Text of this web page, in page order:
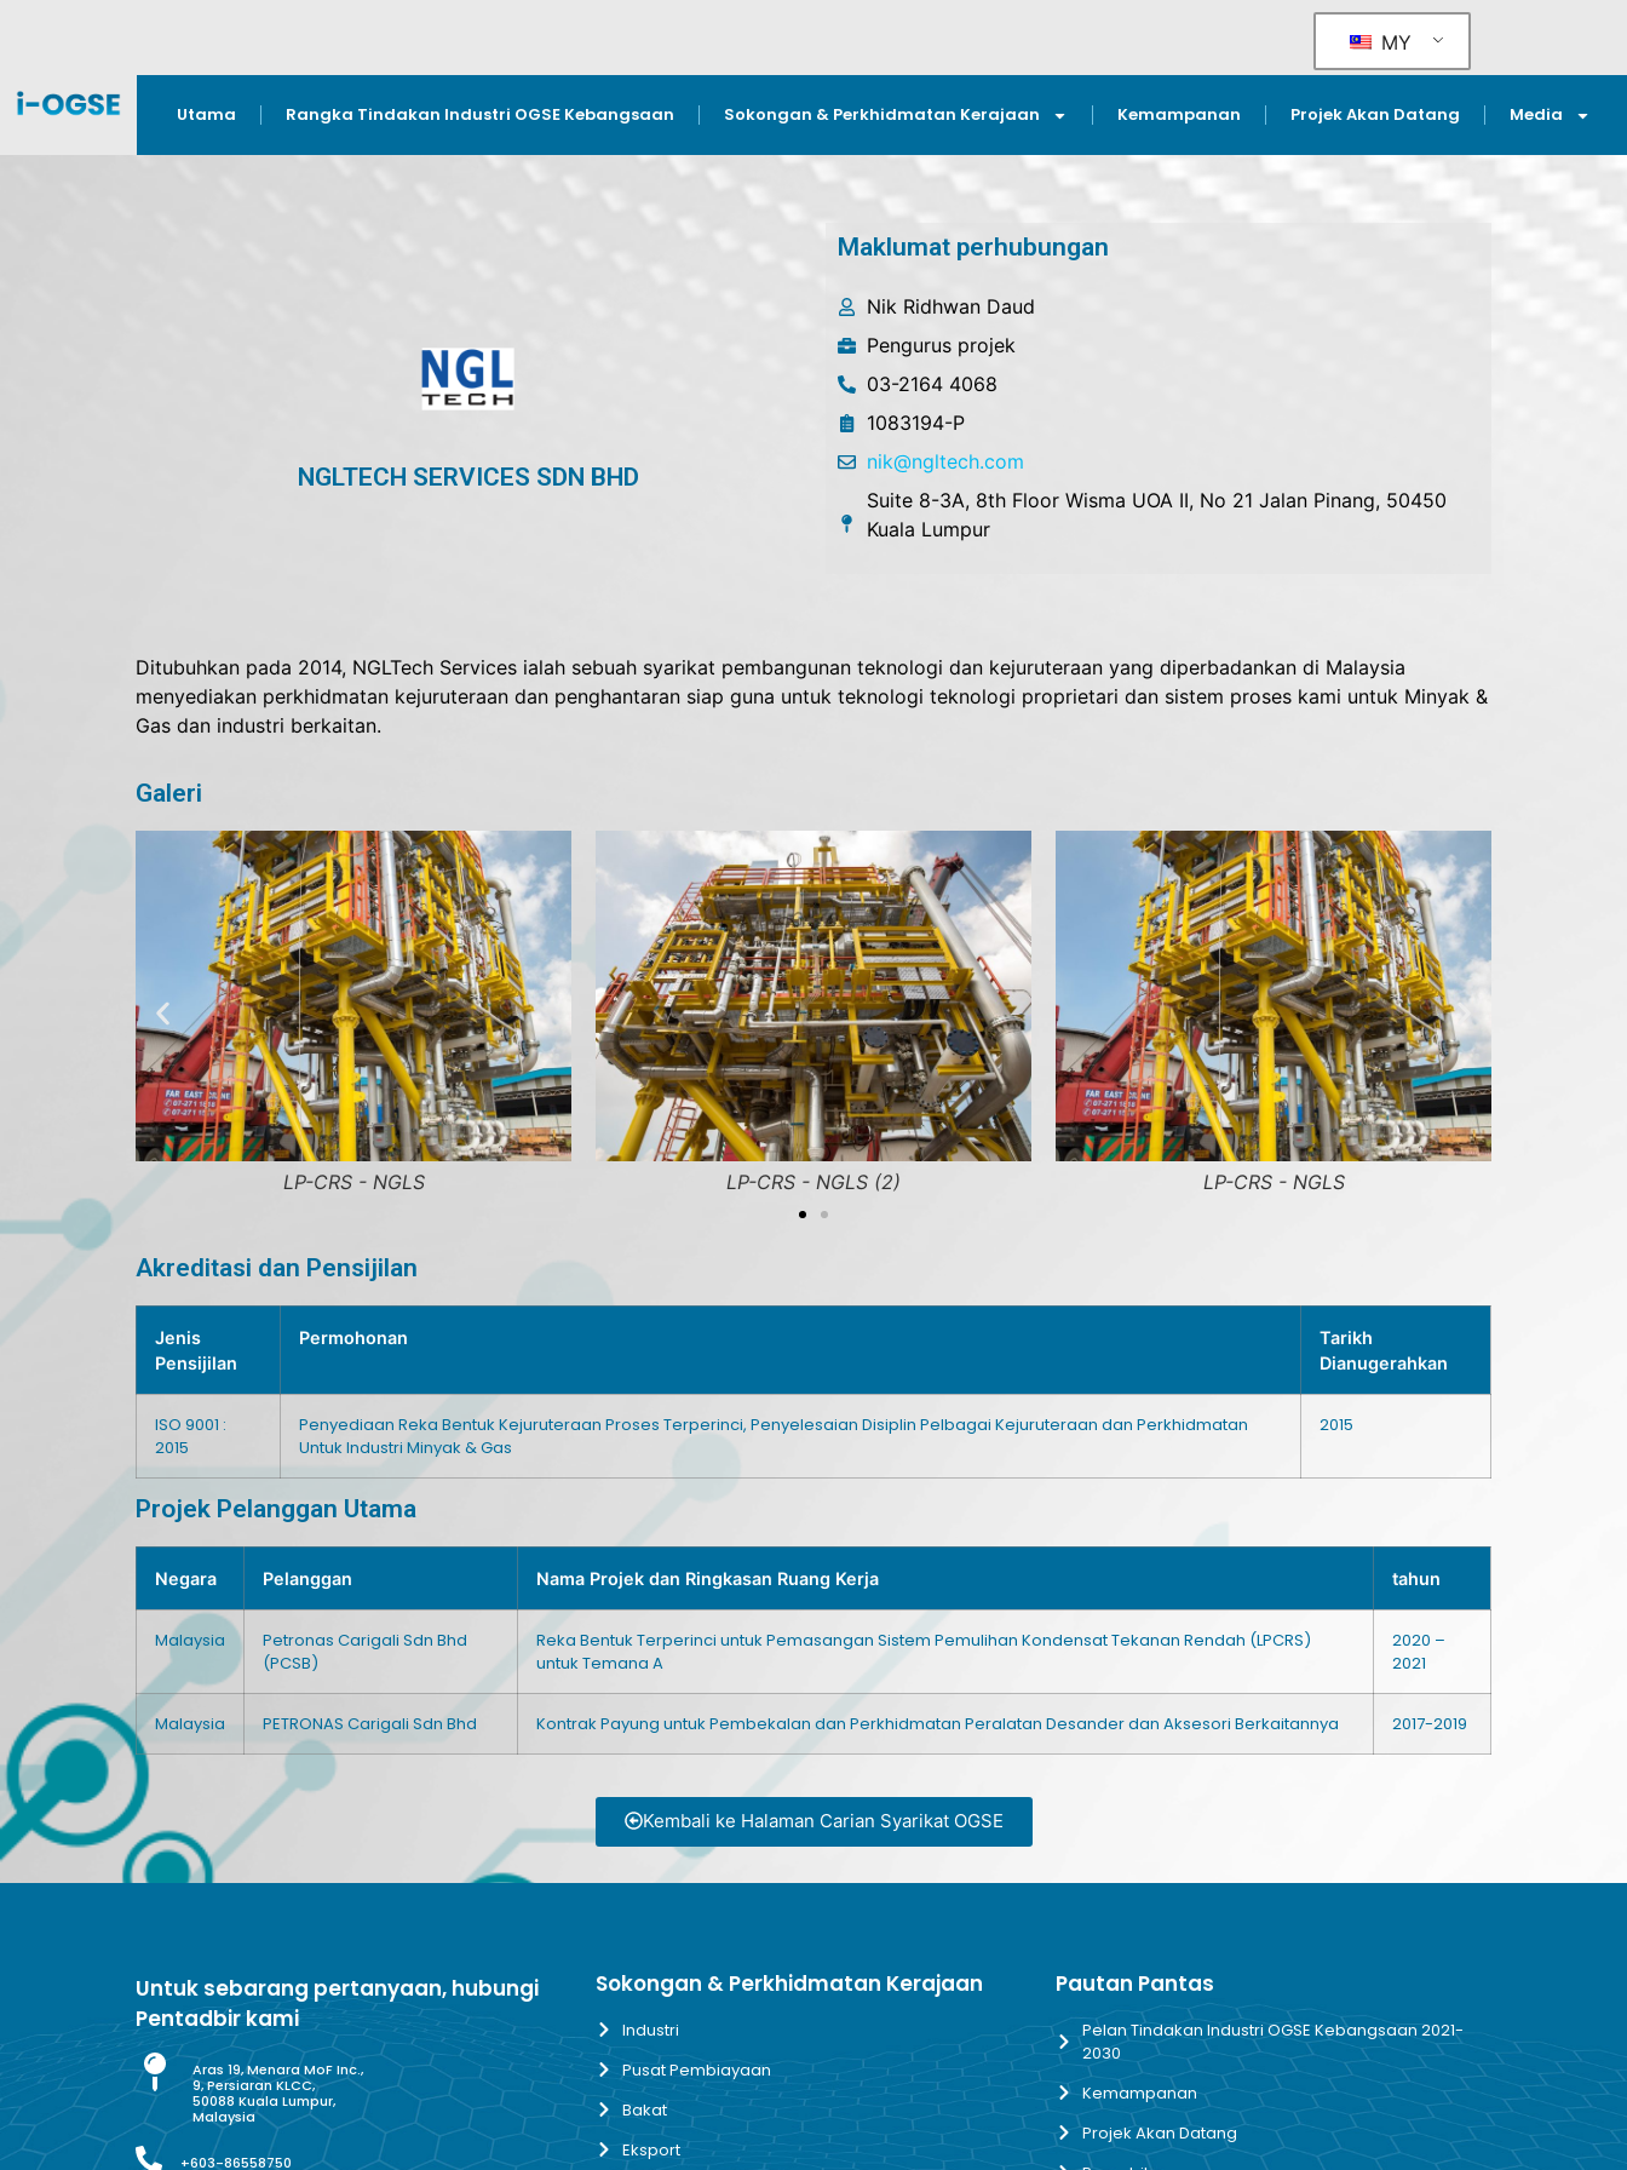
MY
Utama Rangka Tindakan Industri OGSE Kebangsaan Sokongan & Perkhidmatan Kerajaan Kemampanan Projek Akan Datang Media
NGLTECH SERVICES SDN BHD
Maklumat perhubungan
Nik Ridhwan Daud
Pengurus projek
03-2164 4068
1083194-P
nik@ngltech.com
Suite 8-3A, 8th Floor Wisma UOA II, No 21 Jalan Pinang, 50450
Kuala Lumpur
Ditubuhkan pada 2014, NGLTech Services ialah sebuah syarikat pembangunan teknologi dan kejuruteraan yang diperbadankan di Malaysia
menyediakan perkhidmatan kejuruteraan dan penghantaran siap guna untuk teknologi teknologi proprietari dan sistem proses kami untuk Minyak &
Gas dan industri berkaitan.
Galeri
LP-CRS - NGLS LP-CRS - NGLS (2) LP-CRS - NGLS
Akreditasi dan Pensijilan
Jenis
Pensijilan
Permohonan
Tarikh
Dianugerahkan
ISO 9001 :
2015
Penyediaan Reka Bentuk Kejuruteraan Proses Terperinci, Penyelesaian Disiplin Pelbagai Kejuruteraan dan Perkhidmatan
Untuk Industri Minyak & Gas
2015
Projek Pelanggan Utama
Negara Pelanggan Nama Projek dan Ringkasan Ruang Kerja tahun
Malaysia
Petronas Carigali Sdn Bhd
(PCSB)
Reka Bentuk Terperinci untuk Pemasangan Sistem Pemulihan Kondensat Tekanan Rendah (LPCRS)
untuk Temana A
2020 –
2021
Malaysia PETRONAS Carigali Sdn Bhd Kontrak Payung untuk Pembekalan dan Perkhidmatan Peralatan Desander dan Aksesori Berkaitannya 2017-2019
Kembali ke Halaman Carian Syarikat OGSE
Untuk sebarang pertanyaan, hubungi
Pentadbir kami
Aras 19, Menara MoF Inc.,
9, Persiaran KLCC,
50088 Kuala Lumpur,
Malaysia
+603-86558750
Sokongan & Perkhidmatan Kerajaan
Industri
Pusat Pembiayaan
Bakat
Eksport
Pautan Pantas
Pelan Tindakan Industri OGSE Kebangsaan 2021-
2030
Kemampanan
Projek Akan Datang